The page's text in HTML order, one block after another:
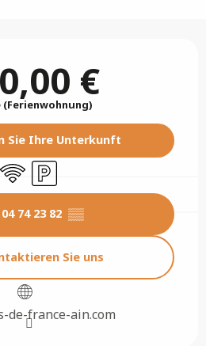
€
(Ferienwohnung)
Sie Ihre Unterkunft
Wi-Fi Parkplatz
04 74 23 82 ▒▒
Sie uns
de-france-ain.com